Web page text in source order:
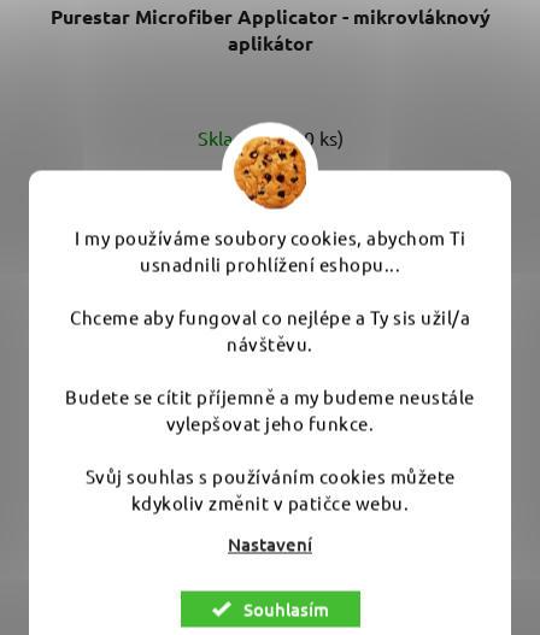
I my používáme soubory cookies, abychom Ti
usnadnili prohlížení eshopu...
Chceme aby fungoval co nejlépe a Ty sis užil/a
návštěvu.
Budete se cítit příjemně a my budeme neustále
vylepšovat jeho funkce.
Svůj souhlas s používáním cookies můžete
kdykoliv změnit v patičce webu.
Nastavení
Souhlasím
Purestar Microfiber Applicator - mikrovláknový
aplikátor
Skladem(>10 ks)
99 Kč
DO KOŠÍKU
Všestranný aplikátor se strukturou vlákna uzavřené